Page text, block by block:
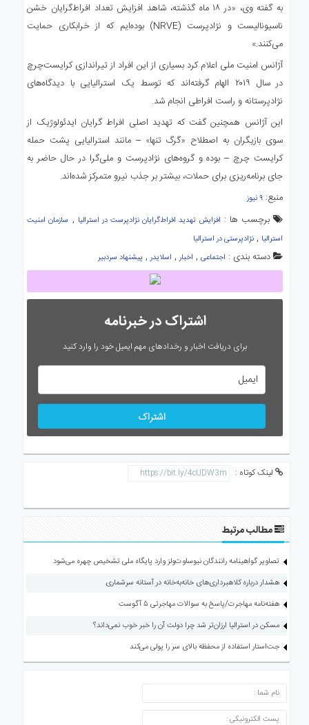
به گفته وی، «در ۱۸ ماه گذشته، شاهد افزایش تعداد افراط‌گرایان خشن
ناسیونالیست و نژادپرست (NRVE) بوده‌ایم که از خرابکاری حمایت
می‌کنند.»
آژانس امنیت ملی اعلام کرد بسیاری از این افراد از تیراندازی کرایست‌چرچ
در سال ۲۰۱۹ الهام گرفته‌اند که توسط یک استرالیایی با دیدگاه‌های
نژادپرستانه و راست افراطی انجام شد.
این آژانس همچنین گفت که تهدید اصلی افراط گرایان ایدئولوژیک از
سوی بازیگران به اصطلاح «گرگ تنها» – مانند استرالیایی پشت حمله
کرایست چرچ – بوده و گروه‌های نژادپرست و ملی‌گرا در حال حاضر به
جای برنامه‌ریزی برای حملات، بیشتر بر جذب نیرو متمرکز شده‌اند.
منبع: ۹ نیوز
برچسب ها : افزایش تهدید افراط‌گرایان نژادپرست در استرالیا , سازمان امنیت
استرالیا , نژادپرستی در استرالیا
دسته بندی : اجتماعی, اخبار, اسلایدر, پیشنهاد سردبیر
اشتراک در خبرنامه
برای دریافت اخبار و رخدادهای مهم ایمیل خود را وارد کنید
اشتراک
لینک کوتاه :
مطالب مرتبط
تصاویر گواهینامه رانندگان نیوساوت‌ولز وارد پایگاه ملی تشخیص چهره می‌شود
هشدار درباره کلاهبرداری‌های خانه‌به‌خانه در آستانه سرشماری
هفته‌نامه مهاجرت/پاسخ به سوالات مهاجرتی ۵ آگوست
مسکن در استرالیا ارزان‌تر شد چرا دولت آن را خبر خوب نمی‌داند؟
جت‌استار استفاده از محفظه بالای سر را پولی می‌کند
ارسال دیدگاه